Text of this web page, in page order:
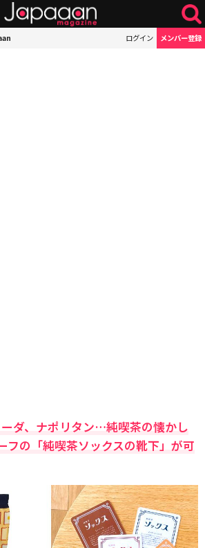
ログイン メンバー登録
ダ、ナポリタン…純喫茶の懐かし
フの「純喫茶ソックスの靴下」が可